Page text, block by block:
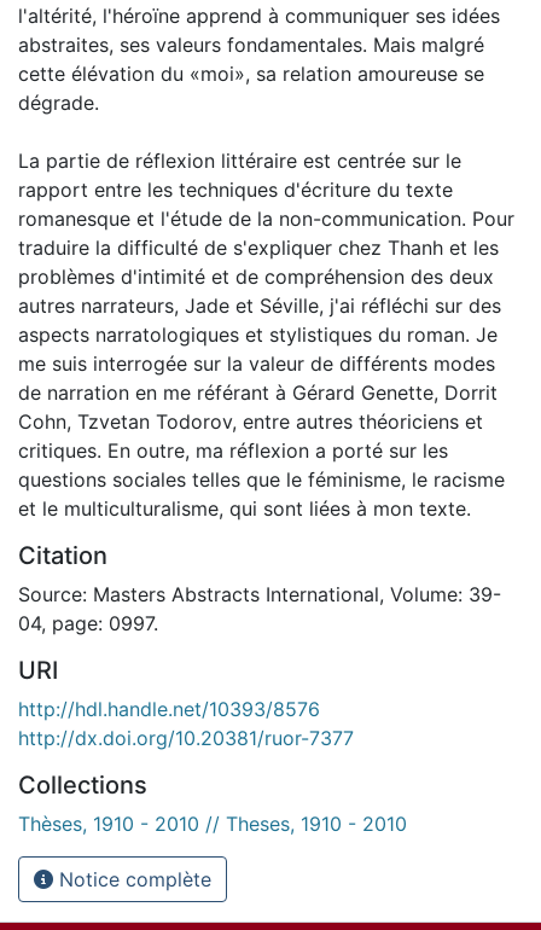
l'altérité, l'héroïne apprend à communiquer ses idées
abstraites, ses valeurs fondamentales. Mais malgré
cette élévation du «moi», sa relation amoureuse se
dégrade.
La partie de réflexion littéraire est centrée sur le
rapport entre les techniques d'écriture du texte
romanesque et l'étude de la non-communication. Pour
traduire la difficulté de s'expliquer chez Thanh et les
problèmes d'intimité et de compréhension des deux
autres narrateurs, Jade et Séville, j'ai réfléchi sur des
aspects narratologiques et stylistiques du roman. Je
me suis interrogée sur la valeur de différents modes
de narration en me référant à Gérard Genette, Dorrit
Cohn, Tzvetan Todorov, entre autres théoriciens et
critiques. En outre, ma réflexion a porté sur les
questions sociales telles que le féminisme, le racisme
et le multiculturalisme, qui sont liées à mon texte.
Citation
Source: Masters Abstracts International, Volume: 39-
04, page: 0997.
URI
http://hdl.handle.net/10393/8576
http://dx.doi.org/10.20381/ruor-7377
Collections
Thèses, 1910 - 2010 // Theses, 1910 - 2010
Notice complète